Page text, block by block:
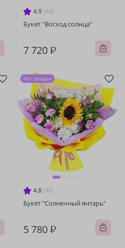
4.9 (44)
Букет "Восход солнца"
7 720 ₽
4.8 (48)
Букет "Солнечный янтарь"
5 780 ₽
Хит продаж